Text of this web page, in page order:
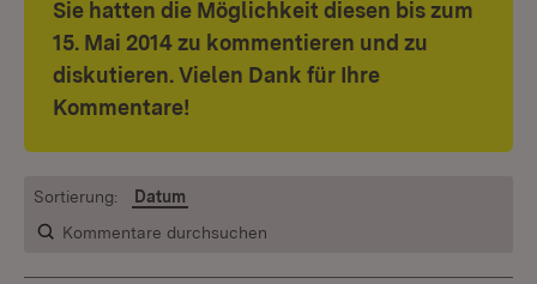
Sie hatten die Möglichkeit diesen bis zum
15. Mai 2014 zu kommentieren und zu
diskutieren. Vielen Dank für Ihre
Kommentare!
Kommentare durchsuchen
Sortierung: Datum